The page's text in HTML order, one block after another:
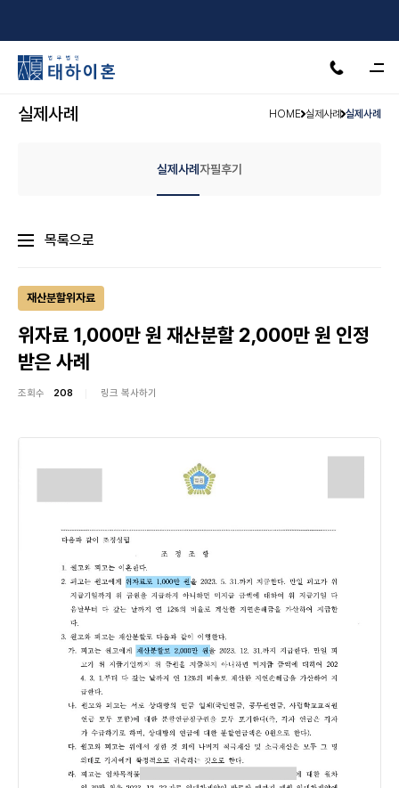
실제사례 HOME 실제사례 실제사례
실제사례 자필후기
목록으로
재산분할위자료
위자료 1,000만 원 재산분할 2,000만 원 인정
받은 사례
조회수 208 링크 복사하기